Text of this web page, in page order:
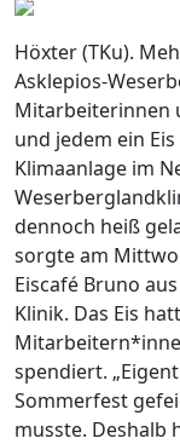
Höxter (TKu).
Asklepios-
Mitarbeiterinnen
und jedem ein
Klimaanlage im
dennoch heiß
sorgte am
Eiscafé Bruno
Klinik. Das Eis
spendiert.
Sommerfest
musste. Deshalb